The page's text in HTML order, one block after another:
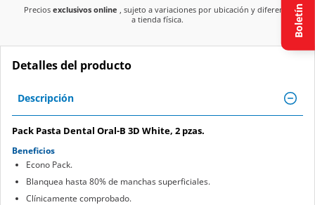
Precios exclusivos online , sujeto a variaciones por ubicación y diferente
a tienda física.
Detalles del producto
Descripción
Pack Pasta Dental Oral-B 3D White, 2 pzas.
Beneficios
Econo Pack.
Blanquea hasta 80% de manchas superficiales.
Clínicamente comprobado.
Boletín